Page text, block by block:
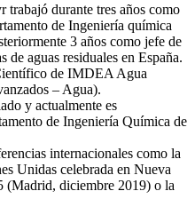
trabajó durante tres años como
de Ingeniería química
3 años como jefe de
de aguas residuales en España.
de IMDEA Agua
– Agua).
y actualmente es
de Ingeniería Química de
internacionales como la
Unidas celebrada en Nueva
(Madrid, diciembre 2019) o la